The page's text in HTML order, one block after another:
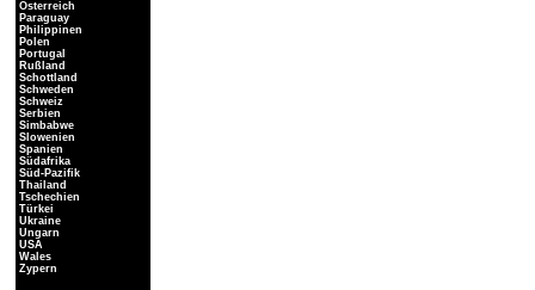
Österreich
Paraguay
Philippinen
Polen
Portugal
Rußland
Schottland
Schweden
Schweiz
Serbien
Simbabwe
Slowenien
Spanien
Südafrika
Süd-Pazifik
Thailand
Tschechien
Türkei
Ukraine
Ungarn
USA
Wales
Zypern